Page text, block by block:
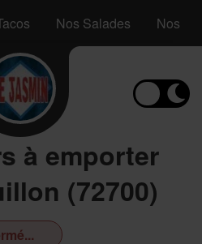
Nos Salades Nos
à emporter
(72700)